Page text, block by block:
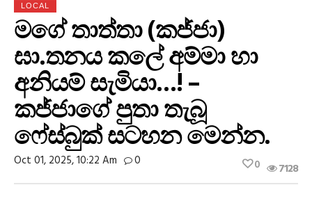
LOCAL
මගේ තාත්තා (කජ්ජා)
ඝා.තනය කලේ අම්මා හා
අනියම් සැමියා…! –
කජ්ජාගේ පුතා තැබූ
ෆේස්බුක් සටහන මෙන්න.
Oct 01, 2025, 10:22 Am 0 7128
0